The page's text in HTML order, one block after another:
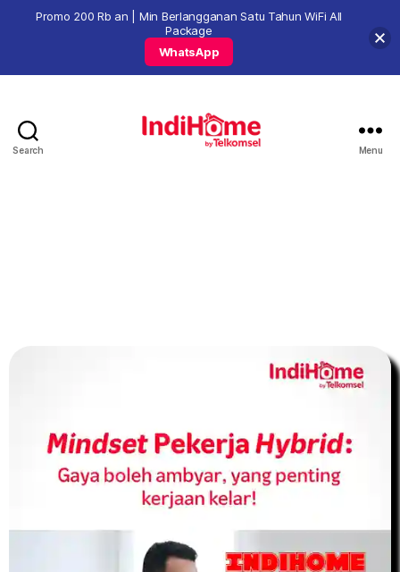
Search Menu
Promo 200 Rb an | Min Berlangganan Satu Tahun WiFi All
Package
WhatsApp